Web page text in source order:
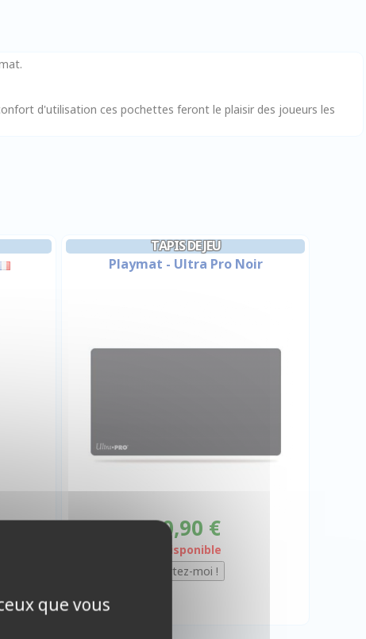
d'utilisation ces pochettes feront le plaisir des joueurs les
TAPIS DE JEU
Playmat - Ultra Pro Noir
10,90 €
Indisponible
que vous